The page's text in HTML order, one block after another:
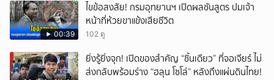
00:39
ไขข้อสงสัย! กรมอุทยานฯ เปิดผลชันสูตร ปมเจ้า
หน้าที่ห้วยขาแข้งเสียชีวิต
102 ดู
ยิ่งรู้ยิ่งจุก! เปิดของสำคัญ “ชิ้นเดียว” ที่จอเจียร์ ไม่
ส่งกลับพร้อมร่าง “ฮลุน โซโล่” หลังถึงแผ่นดินไทย!